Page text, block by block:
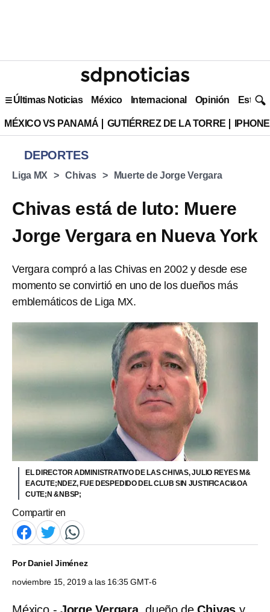
Últimas Noticias México Internacional Opinión Estilo
MÉXICO VS PANAMÁ GUTIÉRREZ DE LA TORRE
DEPORTES
Liga MX Chivas Muerte de Jorge Vergara
Chivas está de luto: Muere
Jorge Vergara en Nueva York
Vergara compró a las Chivas en 2002 y desde ese
momento se convirtió en uno de los dueños más
emblemáticos de Liga MX.
EL DIRECTOR ADMINISTRATIVO DE LAS CHIVAS, JULIO REYES M&
EACUTE;NDEZ, FUE DESPEDIDO DEL CLUB SIN JUSTIFICACI&OA
CUTE;N &NBSP;
Compartir en
PorDaniel Jiménez
noviembre 15, 2019 a las 16:35 GMT-6